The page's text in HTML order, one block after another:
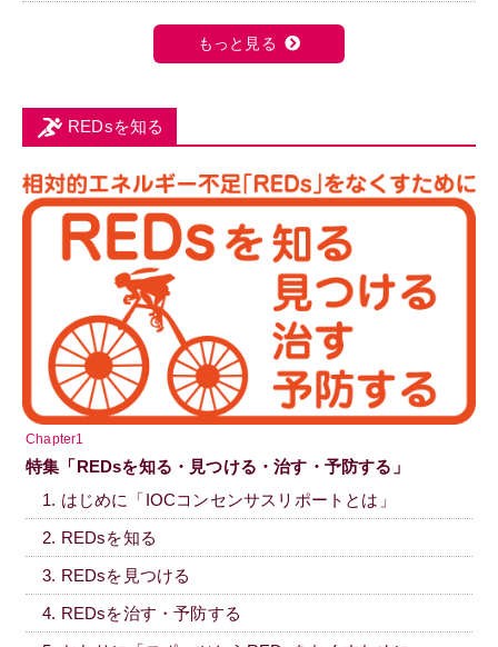
もっと見る
REDsを知る
Chapter1
特集「REDsを知る・見つける・治す・予防する」
1. はじめに「IOCコンセンサスリポートとは」
2. REDsを知る
3. REDsを見つける
4. REDsを治す・予防する